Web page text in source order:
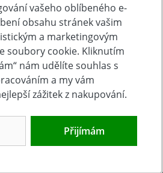
údajů
vašeho oblíbeného e-
obsahu stránek vašim
a marketingovým
soubory cookie. Kliknutím
nám udělíte souhlas s
a my vám
zážitek z nakupování.
Přijímám